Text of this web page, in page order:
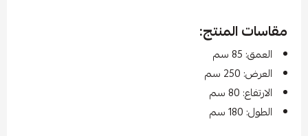
مقاسات المنتج:
العمق: 85 سم
العرض: 250 سم
الارتفاع: 80 سم
الطول: 180 سم